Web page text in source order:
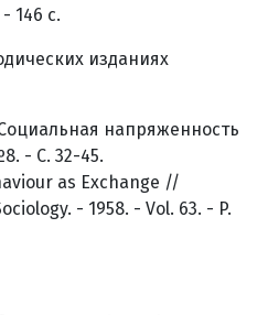
146 с.
изданиях
напряженность
- С. 32-45.
as Exchange //
- 1958. - Vol. 63. - P.